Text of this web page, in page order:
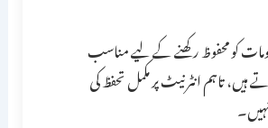
کو محفوظ رکھنے کے لیے مناسب
ہیں، تاہم انٹرنیٹ پر مکمل تحفظ کی